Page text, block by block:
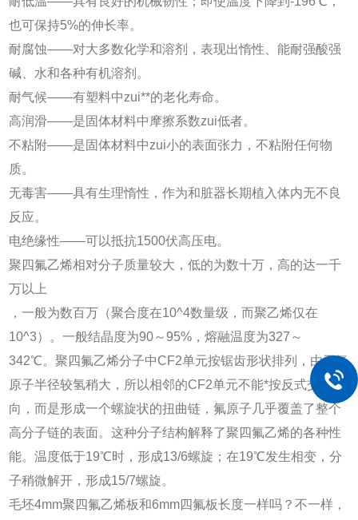
也可保持5%的伸长率。
耐腐蚀——对大多数化学和溶剂，表现出惰性、能耐强酸强
碱、水和各种有机溶剂。
耐气候——有塑料中zui**的老化寿命。
高润滑——是固体材料中摩擦系数zui低者。
不粘附——是固体材料中zui小的表面张力，不粘附任何物
质。
无毒害——具有生理惰性，作为和脏器长期植入体内无不良
反应。
电绝缘性——可以抵抗1500伏高压电。
聚四氟乙烯相对分子质量较大，低的为数十万，高的达一千
万以上
，一般为数百万（聚合度在10^4数量级，而聚乙烯仅在
10^3）。一般结晶度为90～95%，熔融温度为327～
342℃。聚四氟乙烯分子中CF2单元按锯齿形状排列，由于氟
原子半径较氢稍大，所以相邻的CF2单元不能*按反式交叉取
向，而是形成一个螺旋状的扭曲链，氟原子几乎覆盖了整个
高分子链的表面。这种分子结构解释了聚四氟乙烯的各种性
能。温度低于19℃时，形成13/6螺旋；在19℃发生相变，分
子稍微解开，形成15/7螺旋。
毛坯4mm聚四氟乙烯板和6mm四氟板长度一样吗？不一样，